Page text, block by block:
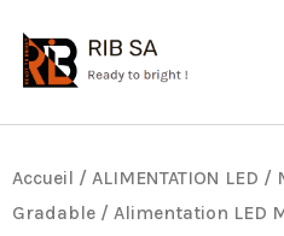
contenu
Accueil / ALIMENTATION LED /
Gradable / Alimentation LED